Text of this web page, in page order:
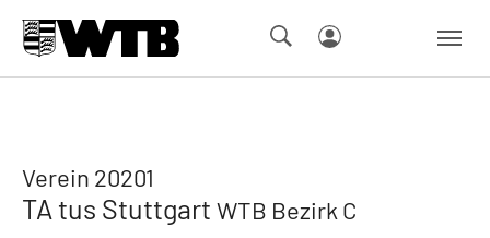
Verein 20201
TA tus Stuttgart WTB Bezirk C